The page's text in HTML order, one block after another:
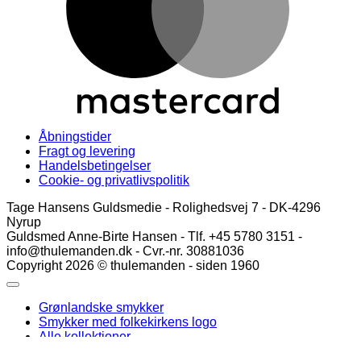
Åbningstider
Fragt og levering
Handelsbetingelser
Cookie- og privatlivspolitik
Tage Hansens Guldsmedie - Rolighedsvej 7 - DK-4296
Nyrup
Guldsmed Anne-Birte Hansen - Tlf. +45 5780 3151 -
info@thulemanden.dk - Cvr.-nr. 30881036
Copyright 2026 © thulemanden - siden 1960
Grønlandske smykker
Smykker med folkekirkens logo
Alle kollektioner